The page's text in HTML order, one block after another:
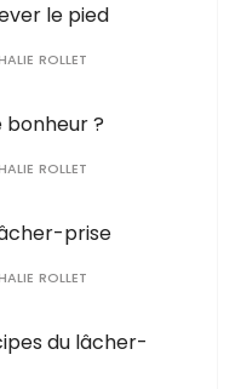
le pied
ROLLET
bonheur ?
ROLLET
prise
ROLLET
du lâcher-